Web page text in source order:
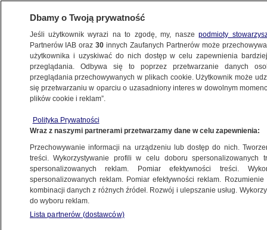
WROCŁAW
nich nic"
15.01.2017, 13:30
Udostępnij
Dbamy o Twoją prywatność
Jeśli użytkownik wyrazi na to zgodę, my, naszepodmioty
Partnerów IAB oraz30 innych Zaufanych Partnerów może
użytkownika i uzyskiwać do nich dostęp w celu zapewnienia
przeglądania. Odbywa się to poprzez przetwarzanie danych
przeglądania przechowywanych w plikach cookie. Użytkownik może
się przetwarzaniu w oparciu o uzasadniony interes w dowolnym
plików cookie i reklam”.
Polityka Prywatności
Wraz z naszymi partnerami przetwarzamy dane w celu zapewnienia:
Przechowywanie informacji na urządzeniu lub dostęp do nich.
treści. Wykorzystywanie profili w celu doboru spersonalizowanych
spersonalizowanych reklam. Pomiar efektywności treści.
spersonalizowanych reklam. Pomiar efektywności reklam.
kombinacji danych z różnych źródeł. Rozwój i ulepszanie usług.
do wyboru reklam.
Lista partnerów (dostawców)